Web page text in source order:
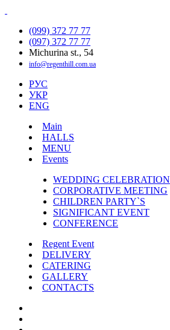
(099) 372 77 77
(097) 372 77 77
Michurina st., 54
info@regenthill.com.ua
РУС
УКР
ENG
Main
HALLS
MENU
Events
WEDDING CELEBRATION
CORPORATIVE MEETING
CHILDREN PARTY`S
SIGNIFICANT EVENT
CONFERENCE
Regent Event
DELIVERY
CATERING
GALLERY
CONTACTS